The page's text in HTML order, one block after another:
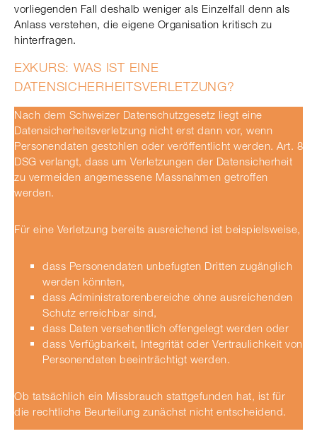
vorliegenden Fall deshalb weniger als Einzelfall denn als
Anlass verstehen, die eigene Organisation kritisch zu
hinterfragen.
EXKURS: WAS IST EINE
DATENSICHERHEITSVERLETZUNG?
Nach dem Schweizer Datenschutzgesetz liegt eine
Datensicherheitsverletzung nicht erst dann vor, wenn
Personendaten gestohlen oder veröffentlicht werden. Art. 8
DSG verlangt, dass um Verletzungen der Datensicherheit
zu vermeiden angemessene Massnahmen getroffen
werden.
Für eine Verletzung bereits ausreichend ist beispielsweise,
dass Personendaten unbefugten Dritten zugänglich
werden könnten,
dass Administratorenbereiche ohne ausreichenden
Schutz erreichbar sind,
dass Daten versehentlich offengelegt werden oder
dass Verfügbarkeit, Integrität oder Vertraulichkeit von
Personendaten beeinträchtigt werden.
Ob tatsächlich ein Missbrauch stattgefunden hat, ist für
die rechtliche Beurteilung zunächst nicht entscheidend.